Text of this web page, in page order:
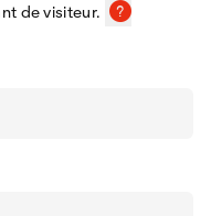
de visiteur.